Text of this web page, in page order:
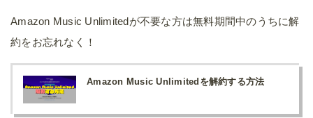
Amazon Music Unlimitedが不要な方は無料期間中のうちに解
約をお忘れなく！
Amazon Music Unlimitedを解約する方法